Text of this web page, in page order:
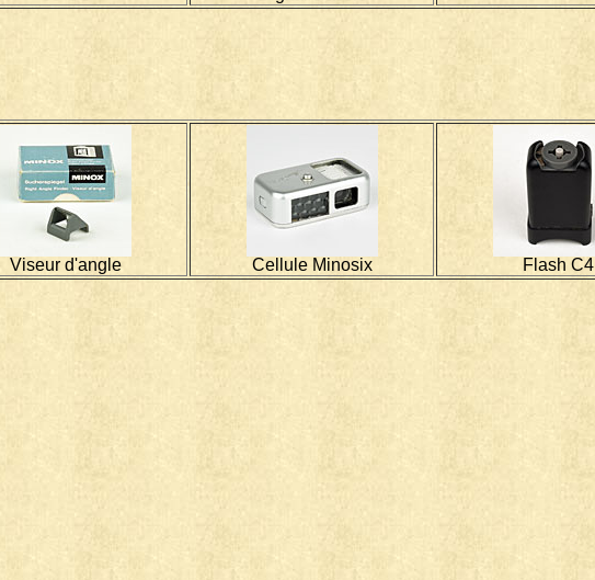
Viseur d'angle Cellule Minosix Flash C4